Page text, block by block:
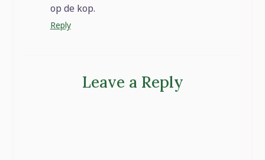
op de kop.
Reply
Leave a Reply